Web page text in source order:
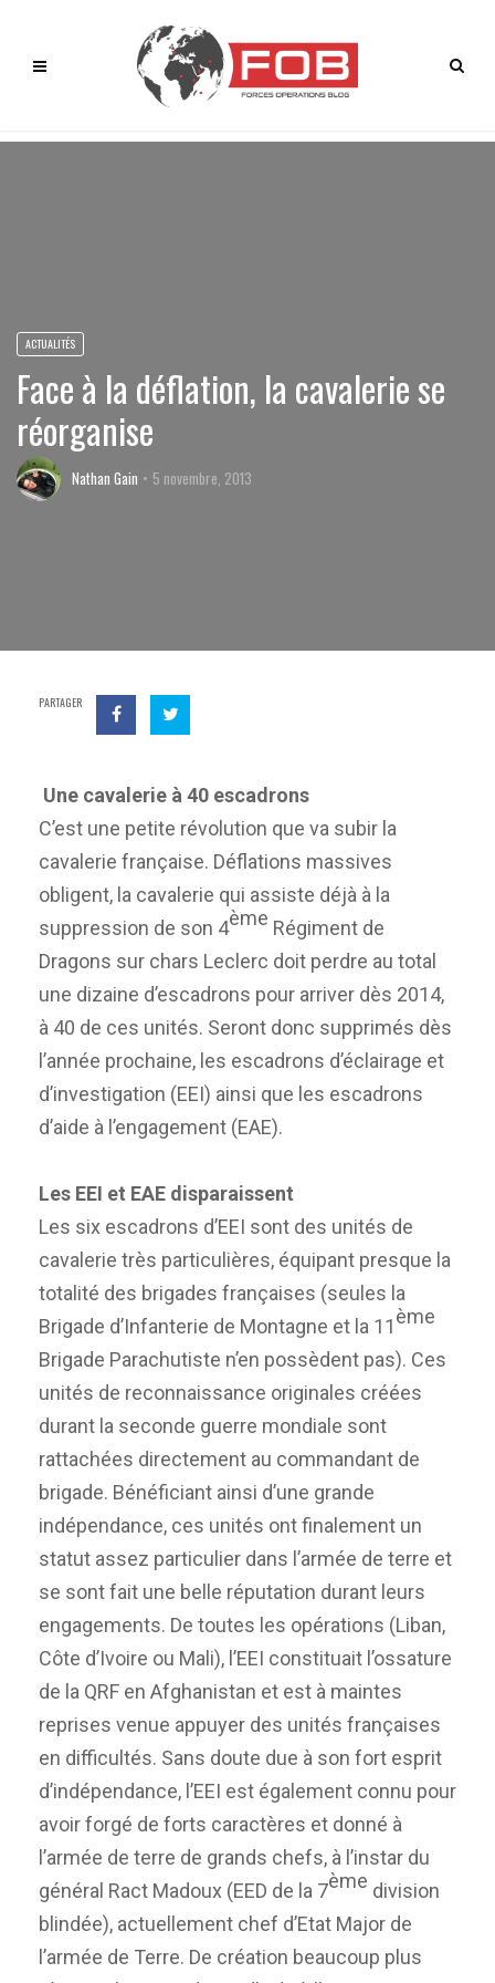
ACTUALITÉS
Face à la déflation, la cavalerie se
réorganise
Nathan Gain 5 novembre, 2013
PARTAGER
Une cavalerie à 40 escadrons
C’est une petite révolution que va subir la
cavalerie française. Déflations massives
obligent, la cavalerie qui assiste déjà à la
suppression de son 4ème Régiment de
Dragons sur chars Leclerc doit perdre au total
une dizaine d’escadrons pour arriver dès 2014,
à 40 de ces unités. Seront donc supprimés dès
l’année prochaine, les escadrons d’éclairage et
d’investigation (EEI) ainsi que les escadrons
d’aide à l’engagement (EAE).
Les EEI et EAE disparaissent
Les six escadrons d’EEI sont des unités de
cavalerie très particulières, équipant presque la
totalité des brigades françaises (seules la
Brigade d’Infanterie de Montagne et la 11ème
Brigade Parachutiste n’en possèdent pas). Ces
unités de reconnaissance originales créées
durant la seconde guerre mondiale sont
rattachées directement au commandant de
brigade. Bénéficiant ainsi d’une grande
indépendance, ces unités ont finalement un
statut assez particulier dans l’armée de terre et
se sont fait une belle réputation durant leurs
engagements. De toutes les opérations (Liban,
Côte d’Ivoire ou Mali), l’EEI constituait l’ossature
de la QRF en Afghanistan et est à maintes
reprises venue appuyer des unités françaises
en difficultés. Sans doute due à son fort esprit
d’indépendance, l’EEI est également connu pour
avoir forgé de forts caractères et donné à
l’armée de terre de grands chefs, à l’instar du
général Ract Madoux (EED de la 7ème division
blindée), actuellement chef d’Etat Major de
l’armée de Terre. De création beaucoup plus